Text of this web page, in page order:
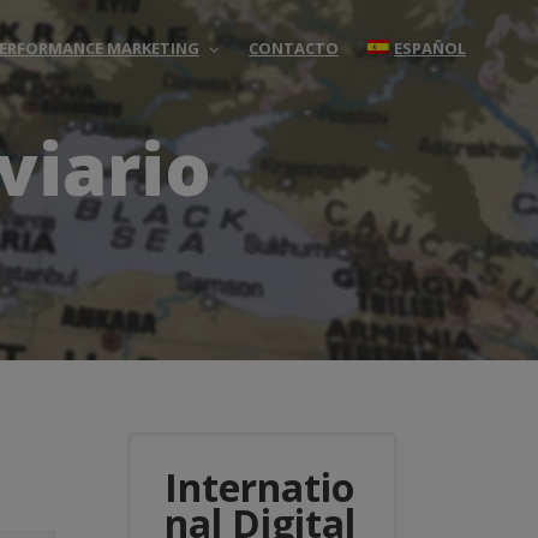
MARKETING CONTACTO ESPAÑOL
Internatio
nal Digital